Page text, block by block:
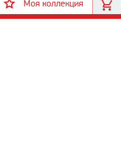
Моя коллекция